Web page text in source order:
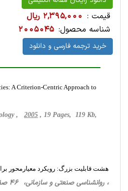
قیمت : 2,395,000 ریال
شناسه محصول: 2005045
خرید ترجمه فارسی و دانلود
A Criterion-Centric Approach to
, 2005 , 19 Pages, 119 Kb,
هشت قابلیت بزرگ: رویکرد معیارمحور
،